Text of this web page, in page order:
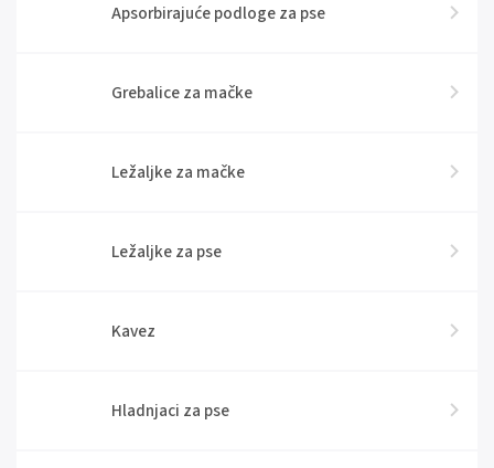
Apsorbirajuće podloge za pse
Grebalice za mačke
Ležaljke za mačke
Ležaljke za pse
Kavez
Hladnjaci za pse